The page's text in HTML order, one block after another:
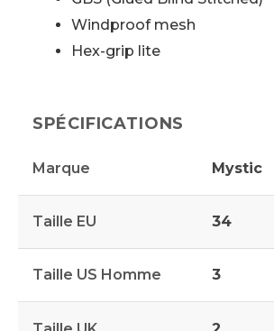
Windproof mesh
Hex-grip lite
SPÉCIFICATIONS
Marque Mystic
Taille EU 34
Taille US Homme 3